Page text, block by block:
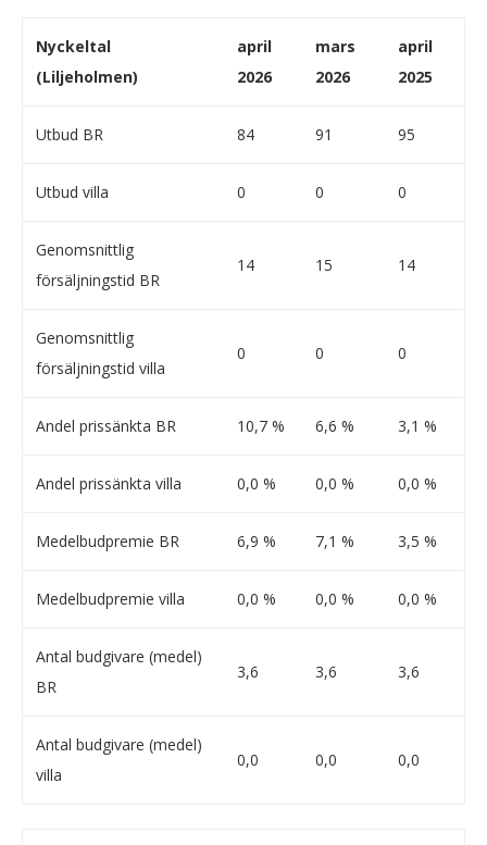
Nyckeltal
(Liljeholmen)
april
2026
mars
2026
april
2025
Utbud BR 84 91 95
Utbud villa 0 0 0
Genomsnittlig
försäljningstid BR
14 15 14
Genomsnittlig
försäljningstid villa
0 0 0
Andel prissänkta BR 10,7 % 6,6 % 3,1 %
Andel prissänkta villa 0,0 % 0,0 % 0,0 %
Medelbudpremie BR 6,9 % 7,1 % 3,5 %
Medelbudpremie villa 0,0 % 0,0 % 0,0 %
Antal budgivare (medel)
BR
3,6 3,6 3,6
Antal budgivare (medel)
villa
0,0 0,0 0,0